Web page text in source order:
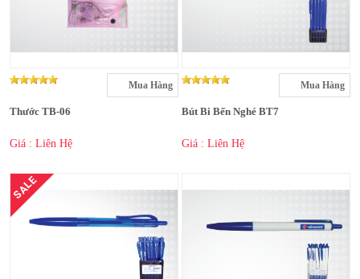
Mua Hàng
Thước TB-06
Giá : Liên Hệ
Mua Hàng
Bút Bi Bến Nghé BT7
Giá : Liên Hệ
SALE